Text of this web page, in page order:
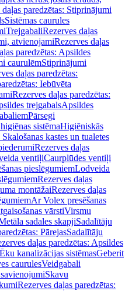
daļas paredzētas: Stiprinājumi
Sistēmas caurules
TrejgabaliRezerves daļas
atvienojamiRezerves daļas
paredzētas: Apsildes
caurulēmStiprinājumi
daļas paredzētas:
Iebūvēta
Rezerves daļas paredzētas:
trejgabalsApsildes
Pārsegi
sistēmaHigiēniskās
kastes un tualetes
Rezerves daļas
ventiļiCaurplūdes ventiļi
pieslēgumiemLodveida
Rezerves daļas
montāžaiRezerves daļas
Ar Volex presēšanas
vārstiVirsmu
sadales skapjiSadalītāju
PārejasSadalītāju
daļas paredzētas: Apsildes
Ēku kanalizācijas sistēmasGeberit
caurulesVeidgabali
Skavu
Rezerves daļas paredzētas: